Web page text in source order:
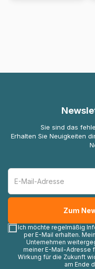
Sie sind das
Erhalten Sie Neuigkeiten
Ich möchte regelmäßig
per E-Mail erhalten.
Unternehmen
meiner E-Mail-Adresse
Wirkung für die Zukunft
am Ende